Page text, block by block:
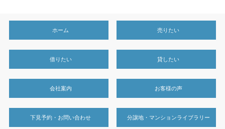
ホーム 売りたい
借りたい 貸したい
会社案内 お客様の声
下見予約・お問い合わせ 分譲地・マンションライブラリー